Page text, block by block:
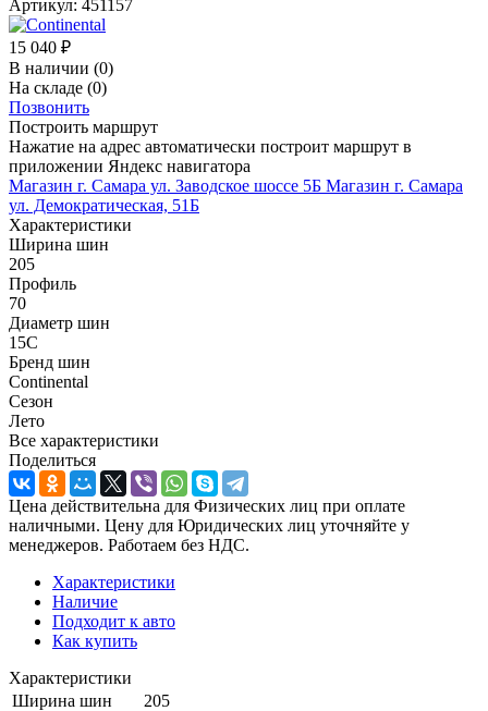
Артикул: 451157
15 040 ₽
В наличии (0)
На складе (0)
Позвонить
Построить маршрут
Нажатие на адрес автоматически построит маршрут в
приложении Яндекс навигатора
Магазин г. Самара ул. Заводское шоссе 5Б Магазин г. Самара
ул. Демократическая, 51Б
Характеристики
Ширина шин
205
Профиль
70
Диаметр шин
15C
Бренд шин
Continental
Сезон
Лето
Все характеристики
Поделиться
Цена действительна для Физических лиц при оплате
наличными. Цену для Юридических лиц уточняйте у
менеджеров. Работаем без НДС.
Характеристики
Наличие
Подходит к авто
Как купить
Характеристики
Ширина шин
205